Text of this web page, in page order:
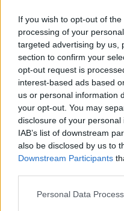
If you wish to opt-out of
processing of your
targeted advertising by us,
section to confirm your
opt-out request is
interest-based ads based
us or personal information
your opt-out. You may
disclosure of your
IAB’s list of downstream
also be disclosed by us to
Downstream Participants
Please note that this
Personal Data
Tuscany region
https://t.co/
— Karen
2023
Στην κεντρική
νοικοκυριά
ηλεκτροδότηση,ενώ
παραμείνουν
ισόγεια.